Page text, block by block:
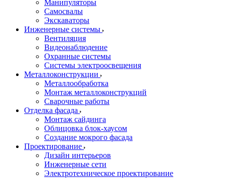
Манипуляторы
Самосвалы
Экскаваторы
Инженерные системы
Вентиляция
Видеонаблюдение
Охранные системы
Системы электроосвещения
Металлоконструкции
Металлообработка
Монтаж металлоконструкций
Сварочные работы
Отделка фасада
Монтаж сайдинга
Облицовка блок-хаусом
Создание мокрого фасада
Проектирование
Дизайн интерьеров
Инженерные сети
Электротехническое проектирование